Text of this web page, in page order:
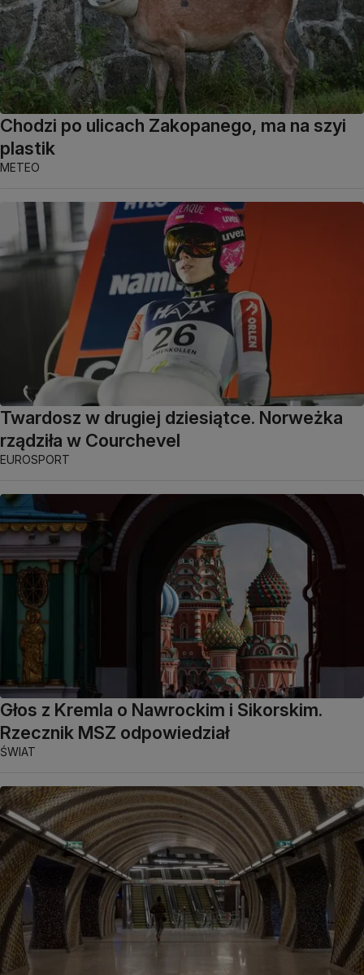
Chodzi po ulicach Zakopanego, ma na szyi
plastik
METEO
Twardosz w drugiej dziesiątce. Norweżka
rządziła w Courchevel
EUROSPORT
Głos z Kremla o Nawrockim i Sikorskim.
Rzecznik MSZ odpowiedział
ŚWIAT